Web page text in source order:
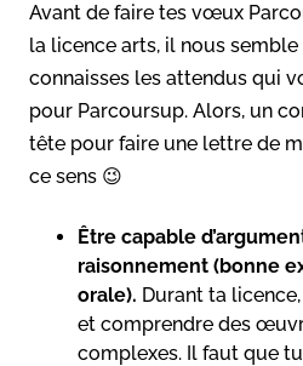
Avant de faire tes vœux
la licence arts, il nous
connaisses les attendus qui
pour Parcoursup. Alors, un
tête pour faire une lettre de
ce sens 😉
Être capable
raisonnement (bonne
orale). Durant ta
et comprendre des
complexes. Il faut que